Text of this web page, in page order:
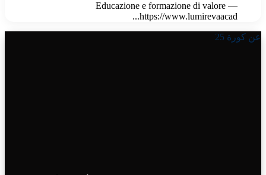
Educazione e formazione di valore —
https://www.lumirevaacad...
عن كورة 25